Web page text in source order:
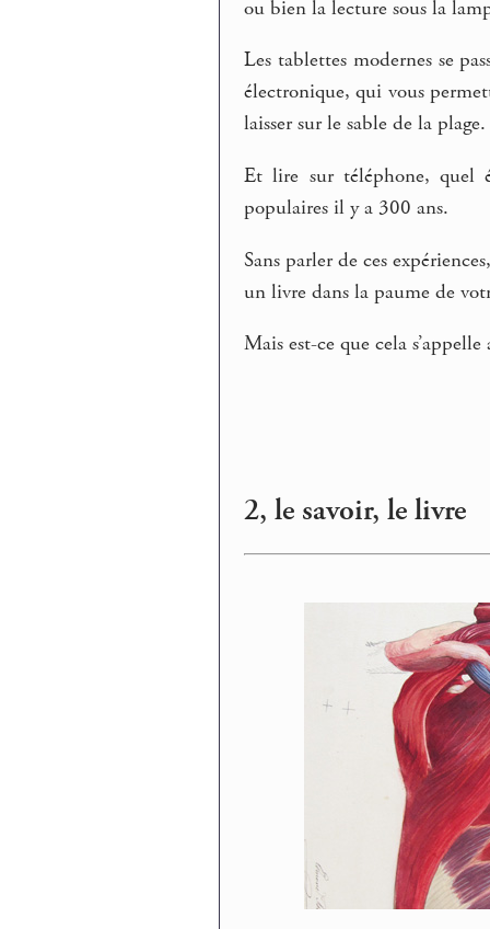
ou bien la lecture sous la
Les tablettes modernes se
électronique, qui vous
laisser sur le sable de la plage.
Et lire sur téléphone, quel
populaires il y a 300 ans.
Sans parler de ces
un livre dans la paume de
Mais est-ce que cela
2, le savoir, le livre